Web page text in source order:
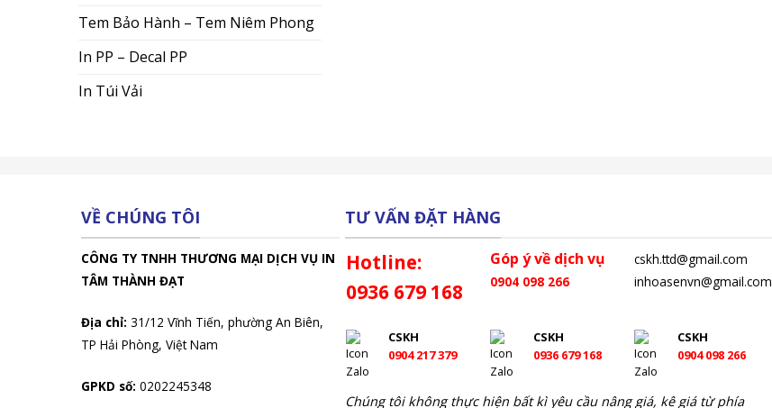
Tem Bảo Hành – Tem Niêm Phong
In PP – Decal PP
In Túi Vải
VỀ CHÚNG TÔI
CÔNG TY TNHH THƯƠNG MẠI DỊCH VỤ IN
TÂM THÀNH ĐẠT
Địa chỉ: 31/12 Vĩnh Tiến, phường An Biên,
TP Hải Phòng, Việt Nam
GPKD số: 0202245348
TƯ VẤN ĐẶT HÀNG
Hotline:
0936 679 168
Góp ý về dịch vụ
0904 098 266
cskh.ttd@gmail.com
inhoasenvn@gmail.com
CSKH
0904 217 379
CSKH
0936 679 168
CSKH
0904 098 266
Chúng tôi không thực hiện bất kì yêu cầu nâng giá, kê giá từ phía